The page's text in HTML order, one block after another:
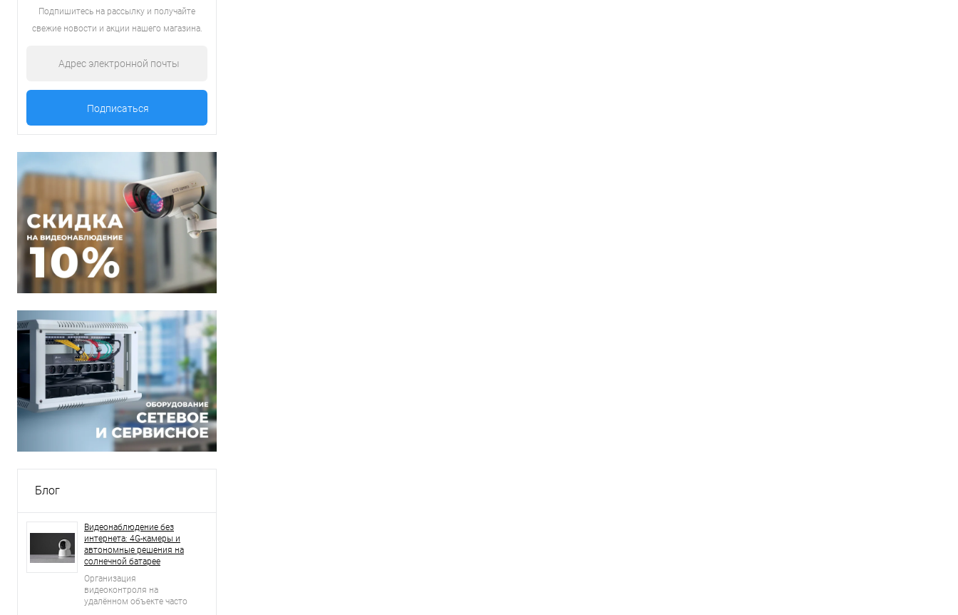
Подпишитесь на рассылку и получайте
свежие новости и акции нашего магазина.
Блог
Видеонаблюдение без
интернета: 4G-камеры и
автономные решения на
солнечной батарее
Организация
видеоконтроля на
удалённом объекте часто